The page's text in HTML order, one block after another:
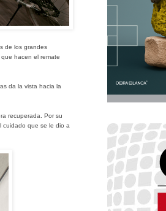
de los grandes
hacen el remate
da la vista hacia la
recuperada. Por su
cuidado que se le dio a